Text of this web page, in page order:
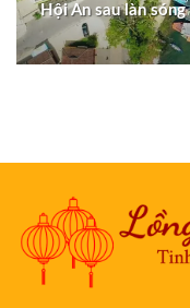
Hội An sau làn